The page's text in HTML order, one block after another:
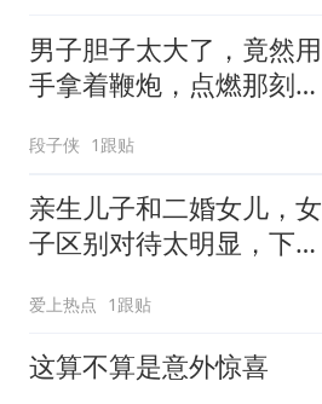
男子胆子太大了，竟然用
手拿着鞭炮，点燃那刻吓
段子侠 1跟贴
亲生儿子和二婚女儿，女
子区别对待太明显，下一
爱上热点 1跟贴
这算不算是意外惊喜